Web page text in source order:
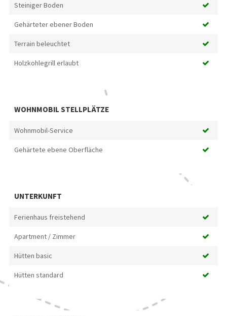
Steiniger Boden
Gehärteter ebener Boden
Terrain beleuchtet
Holzkohlegrill erlaubt
WOHNMOBIL STELLPLÄTZE
Wohnmobil-Service
Gehärtete ebene Oberfläche
UNTERKUNFT
Ferienhaus freistehend
Apartment / Zimmer
Hütten basic
Hütten standard